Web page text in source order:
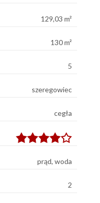
129,03 m²
130 m²
5
szeregowiec
cegła
prąd, woda
2